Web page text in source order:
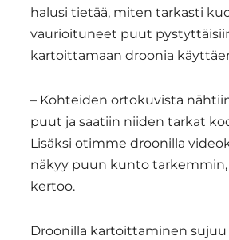
halusi tietää, miten tarkasti
vaurioituneet puut
kartoittamaan droonia
– Kohteiden ortokuvista
puut ja saatiin niiden tarkat
Lisäksi otimme droonilla
näkyy puun kunto tarkemmin,
kertoo.
Droonilla kartoittaminen